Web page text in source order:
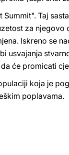
Summit". Taj
za
Iskreno se
usvajanja
će promicati
koja je
poplavama.